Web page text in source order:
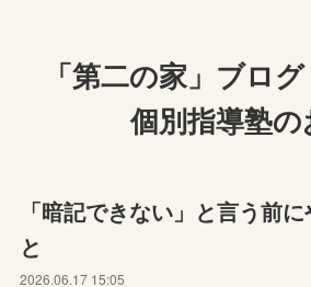
「第二の家」ブロ
個別指導塾の
「暗記できない」と言う前
と
2026.06.17 15:05